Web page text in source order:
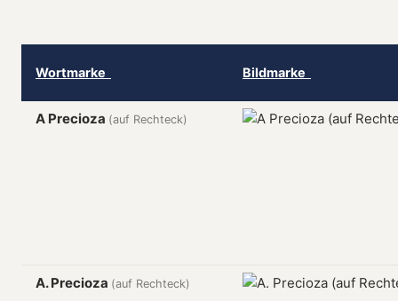
Wortmarke Bildmarke
A Precioza (auf Rechteck)
A. Precioza (auf Rechteck)